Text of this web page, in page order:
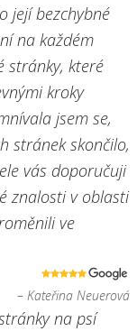
její bezchybné
na každém
stránky, které
kroky
jsem se,
stránek skončilo,
vás doporučuji
znalosti v oblasti
ve
– Kateřina Neuerová
na psí